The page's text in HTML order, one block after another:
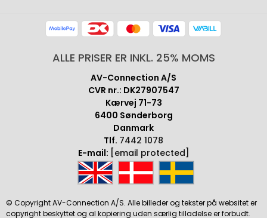
ALLE PRISER ER INKL. 25% MOMS
AV-Connection A/S
CVR nr.: DK27907547
Kærvej 71-73
6400 Sønderborg
Danmark
Tlf. 7442 1078
E-mail: [email protected]
© Copyright AV-Connection A/S. Alle billeder og tekster på websitet er
copyright beskyttet og al kopiering uden særlig tilladelse er forbudt.